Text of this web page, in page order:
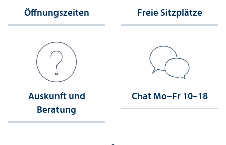
Öffnungs­zeiten Freie Sitzplätze
Auskunft und
Beratung
Chat Mo–Fr 10–18